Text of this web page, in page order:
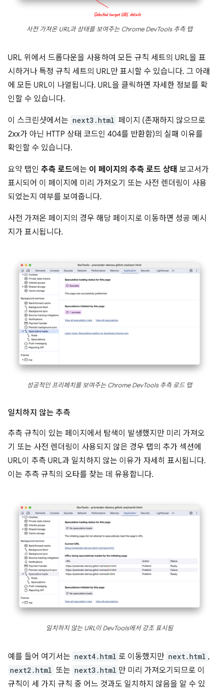
사전 가져온 URL과 상태를 보여주는 Chrome DevTools 추측 탭
URL 위에서 드롭다운을 사용하여 모든 규칙 세트의 URL을 표
시하거나 특정 규칙 세트의 URL만 표시할 수 있습니다. 그 아래
에 모든 URL이 나열됩니다. URL을 클릭하면 자세한 정보를 확
인할 수 있습니다.
이 스크린샷에서는 next3.html 페이지 (존재하지 않으므로
2xx가 아닌 HTTP 상태 코드인 404를 반환함)의 실패 이유를
확인할 수 있습니다.
요약 탭인 추측 로드에는 이 페이지의 추측 로드 상태 보고서가
표시되어 이 페이지에 미리 가져오기 또는 사전 렌더링이 사용
되었는지 여부를 보여줍니다.
사전 가져온 페이지의 경우 해당 페이지로 이동하면 성공 메시
지가 표시됩니다.
성공적인 프리페치를 보여주는 Chrome DevTools 추측 로드 탭
일치하지 않는 추측
추측 규칙이 있는 페이지에서 탐색이 발생했지만 미리 가져오
기 또는 사전 렌더링이 사용되지 않은 경우 탭의 추가 섹션에
URL이 추측 URL과 일치하지 않는 이유가 자세히 표시됩니다.
이는 추측 규칙의 오타를 찾는 데 유용합니다.
일치하지 않는 URL이 DevTools에서 강조 표시됨
예를 들어 여기서는 next4.html 로 이동했지만 next.html ,
next2.html 또는 next3.html 만 미리 가져오기되므로 이
규칙이 세 가지 규칙 중 어느 것과도 일치하지 않음을 알 수 있